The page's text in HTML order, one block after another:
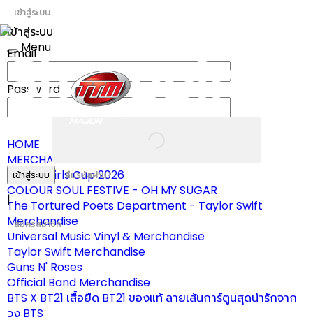
เข้าสู่ระบบ
เข้าสู่ระบบ
Email
Password
เข้าสู่ระบบ ลืมรหัสผ่าน?
|
สมัครสมาชิก
Toggle
Menu
HOME
MERCHANDISE
ผ้าเชียร์ Girls Cup 2026
COLOUR SOUL FESTIVE - OH MY SUGAR
The Tortured Poets Department - Taylor Swift
Merchandise
Universal Music Vinyl & Merchandise
Taylor Swift Merchandise
Guns N' Roses
Official Band Merchandise
BTS X BT21 เสื้อยืด BT21 ของแท้ ลายเส้นการ์ตูนสุดน่ารักจาก
วง BTS